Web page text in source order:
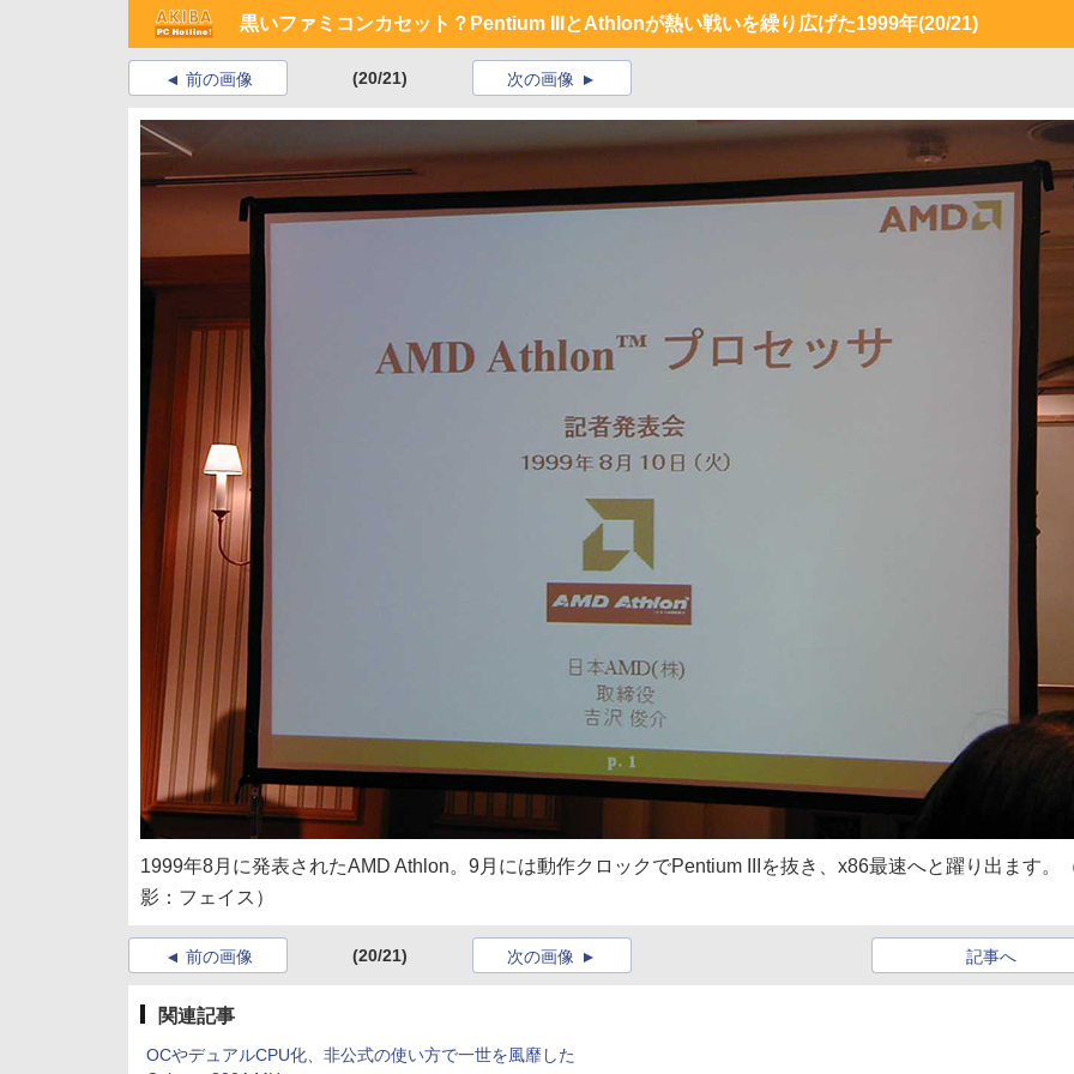
黒いファミコンカセット？Pentium IIIとAthlonが熱い戦いを繰り広げた1999年(20/21)
前の画像 (20/21) 次の画像
1999年8月に発表されたAMD Athlon。9月には動作クロックでPentium IIIを抜き、x86最速へと躍り出ます。
影：フェイス）
前の画像 (20/21) 次の画像 記事へ
関連記事
OCやデュアルCPU化、非公式の使い方で一世を風靡した